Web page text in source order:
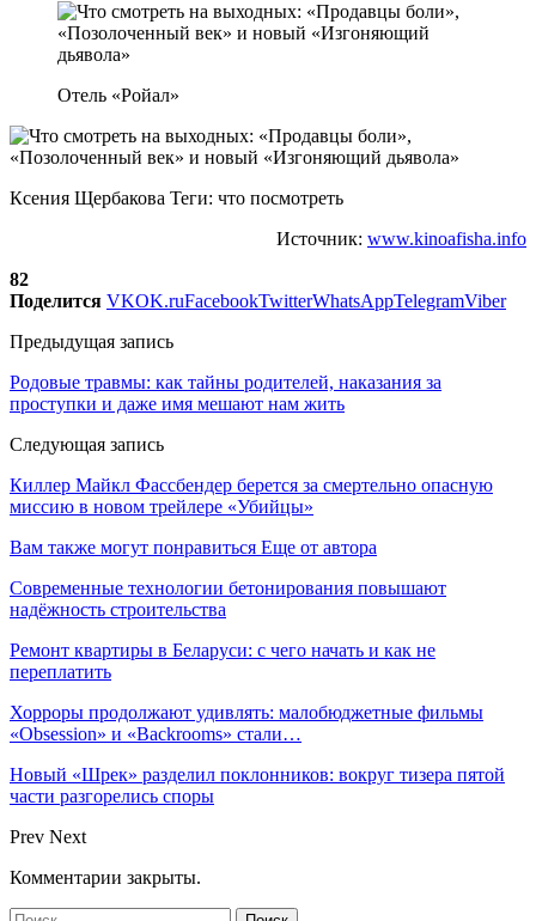
Отель «Ройал»
Ксения Щербакова Теги: что посмотреть
Источник: www.kinoafisha.info
82
Поделится VKOK.ruFacebookTwitterWhatsAppTelegramViber
Предыдущая запись
Родовые травмы: как тайны родителей, наказания за
проступки и даже имя мешают нам жить
Следующая запись
Киллер Майкл Фассбендер берется за смертельно опасную
миссию в новом трейлере «Убийцы»
Вам также могут понравиться Еще от автора
Современные технологии бетонирования повышают
надёжность строительства
Ремонт квартиры в Беларуси: с чего начать и как не
переплатить
Хорроры продолжают удивлять: малобюджетные фильмы
«Obsession» и «Backrooms» стали…
Новый «Шрек» разделил поклонников: вокруг тизера пятой
части разгорелись споры
Prev Next
Комментарии закрыты.